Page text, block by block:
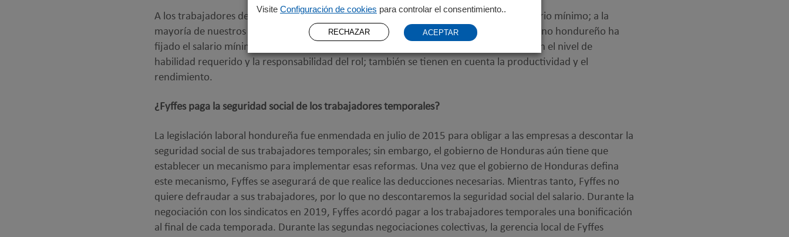
A los trabajadores de Fyffes con el nivel de salario más bajo se les paga al menos el salario mínimo; a la
mayoría de nuestros trabajadores se les paga por encima del salario mínimo y el gobierno hondureño ha
fijado el salario mínimo por encima del salario digno. Los trabajadores ganan más según el nivel de
habilidad requerido y la responsabilidad del rol; también se tienen en cuenta la productividad y el
rendimiento.
¿Fyffes paga la seguridad social de los trabajadores temporales?
La legislación laboral hondureña fue enmendada en julio de 2015 para obligar a las empresas a descontar la
seguridad social de sus trabajadores temporales; sin embargo, el gobierno de Honduras aún tiene que
establecer un mecanismo para implementar esas reformas. Una vez que el gobierno de Honduras defina
este mecanismo, Fyffes se asegurará de que realice las deducciones necesarias. Mientras tanto, Fyffes no
quiere defraudar a sus trabajadores, por lo que no descontaremos la seguridad social del salario. Durante la
negociación con los sindicatos en 2019, Fyffes acordó pagar a los trabajadores temporales una bonificación
al final de cada temporada. Durante las segundas negociaciones colectivas, la gerencia local de Fyffes
Visite Configuración de cookies para controlar el consentimiento..
RECHAZAR ACEPTAR